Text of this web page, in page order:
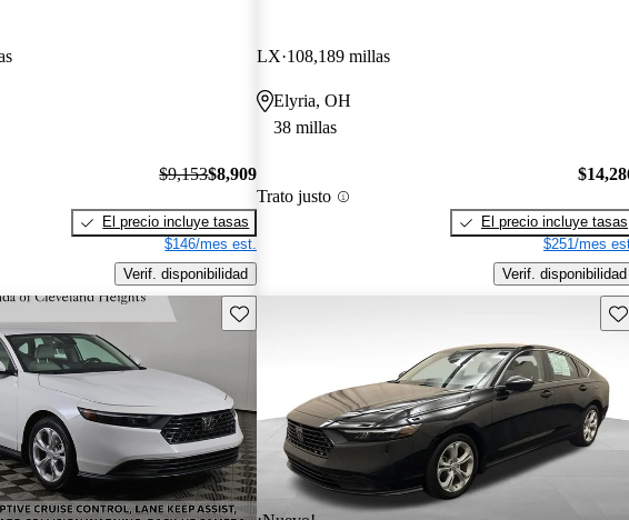
$9,153$8,909
El precio incluye tasas
$146/mes est.
Verif. disponibilidad
LX 108,189 millas
Elyria, OH
38 millas
Trato justo
El precio incluye tasas
$251/mes
Verif. disponibilidad
Guarda este Aviso